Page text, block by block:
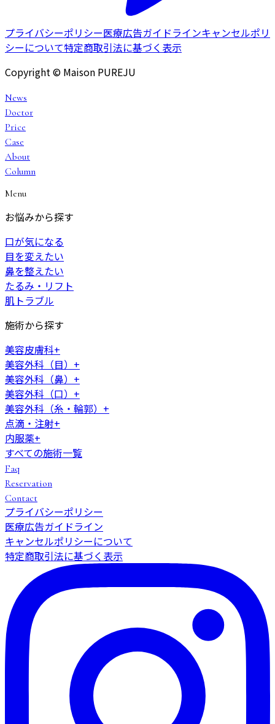
プライバシーポリシー医療広告ガイドラインキャンセルポリ
シーについて特定商取引法に基づく表示
Copyright © Maison PUREJU
News
Doctor
Price
Case
About
Column
Menu
お悩みから探す
口が気になる
目を変えたい
鼻を整えたい
たるみ・リフト
肌トラブル
施術から探す
美容皮膚科+
美容外科（目） +
美容外科（鼻） +
美容外科（口） +
美容外科（糸・輪郭） +
点滴・注射+
内服薬+
すべての施術一覧
Faq
Reservation
Contact
プライバシーポリシー
医療広告ガイドライン
キャンセルポリシーについて
特定商取引法に基づく表示